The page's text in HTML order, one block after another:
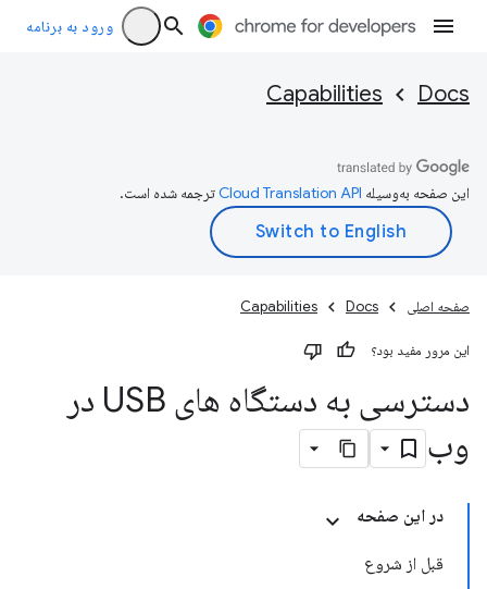
ورود به برنامه
Docs
Capabilities
این صفحه به‌وسیله ترجمه شده است.
صفحه اصلی Docs
Capabilities
این مرور مفید بود؟
دسترسی به دستگاه های USB در
وب
در این صفحه
قبل از شروع